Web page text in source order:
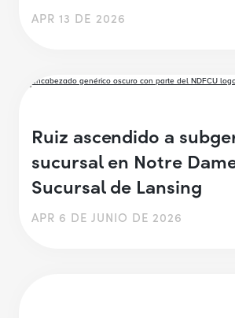
APR 13 DE 2026
Ruiz ascendido a
sucursal en Notre
Sucursal de Lansing
APR 6 DE JUNIO DE 2026